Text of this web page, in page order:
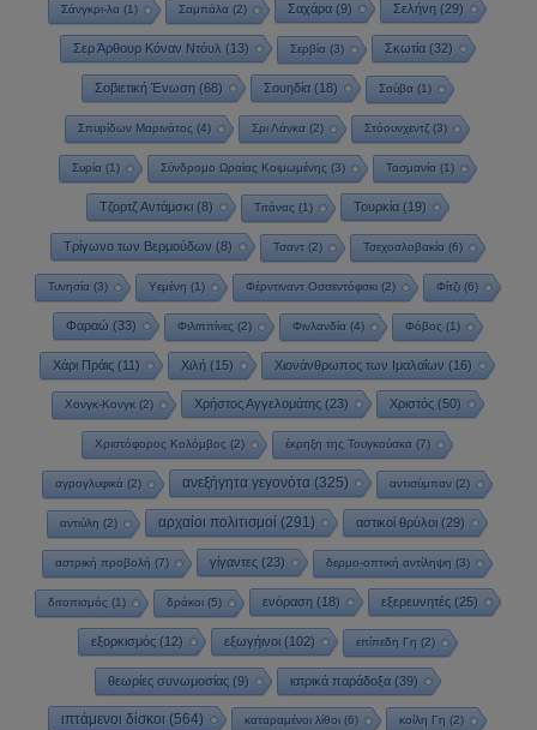
Σάνγκρι-λα (1) Σαμπάλα (2) Σαχάρα (9) Σελήνη (29)
Σερ Άρθουρ Κόναν Ντόυλ (13) Σερβία(3) Σκωτία(32)
Σοβιετική Ένωση(68) Σουηδία(18) Σούβα(1)
Σπυρίδων Μαρινάτος (4) Σρι Λάνκα (2) Στόουνχεντζ (3)
Συρία(1) Σύνδρομο Ωραίας Κοιμωμένης (3) Τασμανία(1)
Τζορτζ Αντάμσκι(8) Τιτάνας (1) Τουρκία(19)
Τρίγωνο των Βερμούδων (8) Τσαντ(2) Τσεχοσλοβακία(6)
Τυνησία(3) Υεμένη (1) Φέρντιναντ Οσσεντόφσκι(2) Φίτζι(6)
Φαραώ (33) Φιλιππίνες (2) Φινλανδία(4) Φόβος (1)
Χάρι Πράις (11) Χιλή (15) Χιονάνθρωπος των Ιμαλαΐων (16)
Χονγκ-Κονγκ(2) Χρήστος Αγγελομάτης(23) Χριστός(50)
Χριστόφορος Κολόμβος (2) έκρηξη της Τουγκούσκα (7)
αγρογλυφικά (2) ανεξήγητα γεγονότα (325) αντισύμπαν (2)
αντιύλη (2) αρχαίοι πολιτισμοί (291) αστικοί θρύλοι (29)
αστρική προβολή (7) γίγαντες (23) δερμο-οπτική αντίληψη (3)
διτοπισμός (1) δράκοι(5) ενόραση(18) εξερευνητές(25)
εξορκισμός(12) εξωγήινοι(102) επίπεδη Γη (2)
θεωρίες συνωμοσίας(9) ιατρικά παράδοξα(39)
ιπτάμενοι δίσκοι (564) καταραμένοι λίθοι (6) κοίλη Γη (2)